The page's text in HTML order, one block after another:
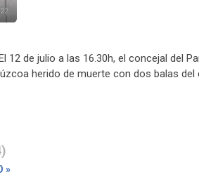
12 de julio a las 16.30h, el concejal del
herido de muerte con dos balas del
»